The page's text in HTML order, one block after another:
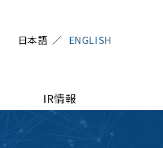
日本語 ENGLISH
IR情報